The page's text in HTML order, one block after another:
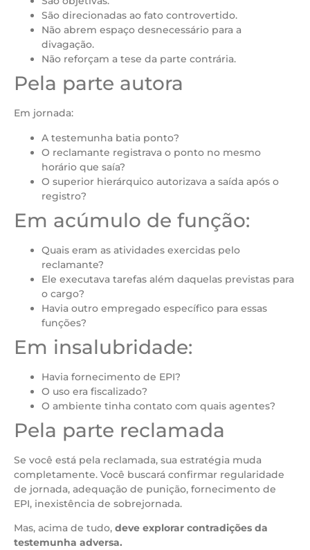
São direcionadas ao fato controvertido.
Não abrem espaço desnecessário para a
divagação.
Não reforçam a tese da parte contrária.
Pela parte autora
Em jornada:
A testemunha batia ponto?
O reclamante registrava o ponto no mesmo
horário que saía?
O superior hierárquico autorizava a saída após o
registro?
Em acúmulo de função:
Quais eram as atividades exercidas pelo
reclamante?
Ele executava tarefas além daquelas previstas para
o cargo?
Havia outro empregado específico para essas
funções?
Em insalubridade:
Havia fornecimento de EPI?
O uso era fiscalizado?
O ambiente tinha contato com quais agentes?
Pela parte reclamada
Se você está pela reclamada, sua estratégia muda
completamente. Você buscará confirmar regularidade
de jornada, adequação de punição, fornecimento de
EPI, inexistência de sobrejornada.
Mas, acima de tudo, deve explorar contradições da
testemunha adversa.